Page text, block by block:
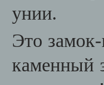
унии.
Это
каменный